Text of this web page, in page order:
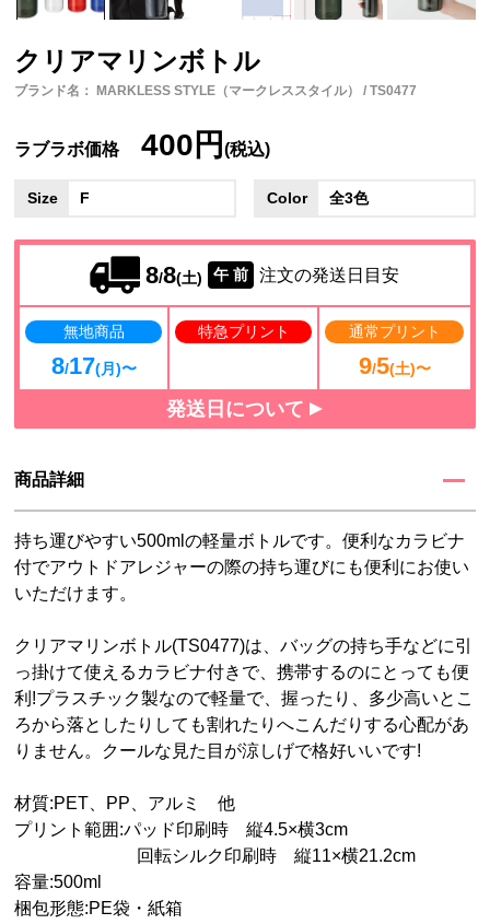
クリアマリンボトル
ブランド名： MARKLESS STYLE（マークレススタイル） / TS0477
ラブラボ価格 400円(税込)
Size F Color 全3色
8/8(土) 午 前 注文の発送日目安
無地商品
8/17(月)〜
特急プリント 通常プリント
9/5(土)〜
発送日について
商品詳細
持ち運びやすい500mlの軽量ボトルです。便利なカラビナ
付でアウトドアレジャーの際の持ち運びにも便利にお使い
いただけます。
クリアマリンボトル(TS0477)は、バッグの持ち手などに引
っ掛けて使えるカラビナ付きで、携帯するのにとっても便
利!プラスチック製なので軽量で、握ったり、多少高いとこ
ろから落としたりしても割れたりへこんだりする心配があ
りません。クールな見た目が涼しげで格好いいです!
材質:PET、PP、アルミ 他
プリント範囲:パッド印刷時 縦4.5×横3cm
回転シルク印刷時 縦11×横21.2cm
容量:500ml
梱包形態:PE袋・紙箱